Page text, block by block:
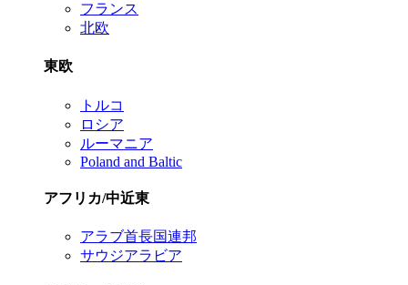
フランス
北欧
東欧
トルコ
ロシア
ルーマニア
Poland and Baltic
アフリカ/中近東
アラブ首長国連邦
サウジアラビア